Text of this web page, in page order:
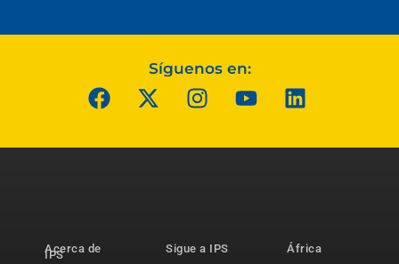
Síguenos en:
Acerca de
IPS
Sigue a IPS
África